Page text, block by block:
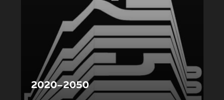
2020–2050